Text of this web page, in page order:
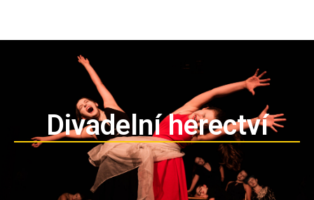
Divadelní herectví